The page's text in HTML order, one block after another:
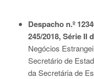
Despacho n.º
245/2018, Série II
Negócios
Secretário de
da Secretária de